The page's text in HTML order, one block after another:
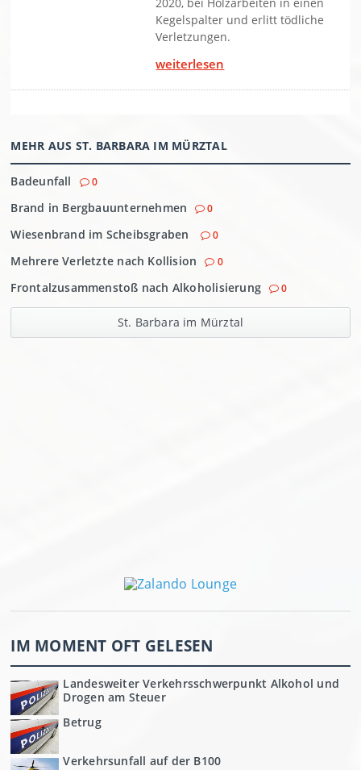
MEHR AUS ST. BARBARA IM MÜRZTAL
Badeunfall 0
Brand in Bergbauunternehmen 0
Wiesenbrand im Scheibsgraben 0
Mehrere Verletzte nach Kollision 0
Frontalzusammenstoß nach Alkoholisierung 0
St. Barbara im Mürztal
IM MOMENT OFT GELESEN
Landesweiter Verkehrsschwerpunkt Alkohol und
Drogen am Steuer
Betrug
Verkehrsunfall auf der B100